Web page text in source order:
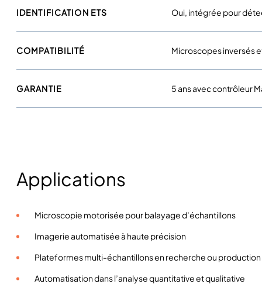
IDENTIFICATION ETS Oui, intégrée pour
COMPATIBILITÉ Microscopes inversés
GARANTIE 5 ans avec contrôleur
Applications
Microscopie motorisée pour balayage d’échantillons
Imagerie automatisée à haute précision
Plateformes multi-échantillons en recherche ou production
Automatisation dans l’analyse quantitative et qualitative